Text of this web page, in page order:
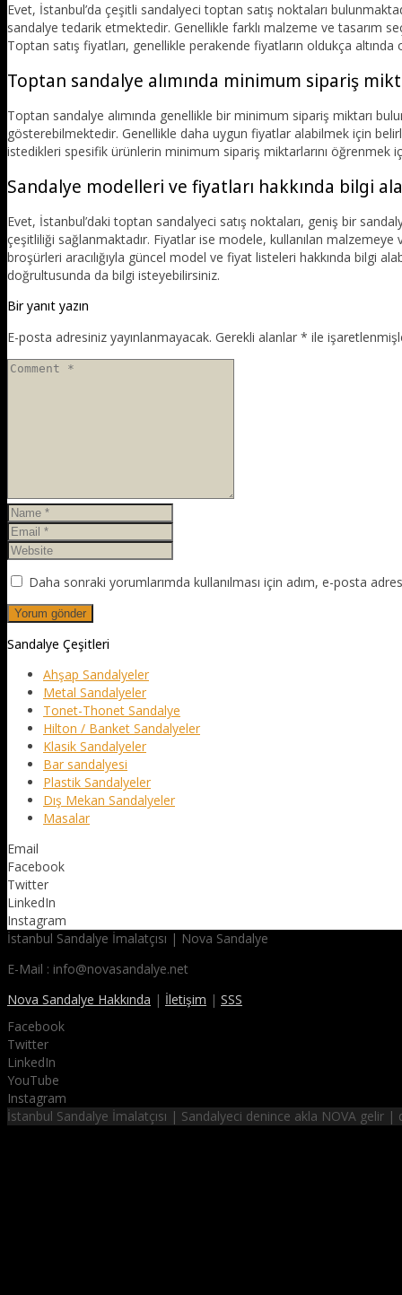
Evet, İstanbul’da çeşitli sandalyeci toptan satış noktaları
sandalye tedarik etmektedir. Genellikle farklı malzeme ve tasarım
Toptan satış fiyatları, genellikle perakende fiyatların oldukça
Toptan sandalye alımında minimum sipariş
Toptan sandalye alımında genellikle bir minimum sipariş miktarı
gösterebilmektedir. Genellikle daha uygun fiyatlar alabilmek için
istedikleri spesifik ürünlerin minimum sipariş miktarlarını öğrenmek
Sandalye modelleri ve fiyatları hakkında bilgi
Evet, İstanbul’daki toptan sandalyeci satış noktaları, geniş bir
çeşitliliği sağlanmaktadır. Fiyatlar ise modele, kullanılan
broşürleri aracılığıyla güncel model ve fiyat listeleri hakkında bilgi
doğrultusunda da bilgi isteyebilirsiniz.
Bir yanıt yazın
E-posta adresiniz yayınlanmayacak. Gerekli alanlar * ile
Daha sonraki yorumlarımda kullanılması için adım, e-posta
Sandalye Çeşitleri
Ahşap Sandalyeler
Metal Sandalyeler
Tonet-Thonet Sandalye
Hilton / Banket Sandalyeler
Klasik Sandalyeler
Bar sandalyesi
Plastik Sandalyeler
Dış Mekan Sandalyeler
Masalar
Email
Facebook
Twitter
LinkedIn
Instagram
İstanbul Sandalye İmalatçısı | Nova Sandalye
E-Mail : info@novasandalye.net
Nova Sandalye Hakkında | İletişim | SSS
Facebook
Twitter
LinkedIn
YouTube
Instagram
İstanbul Sandalye İmalatçısı | Sandalyeci denince akla NOVA gelir